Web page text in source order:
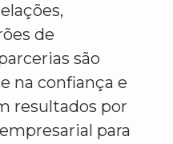
de
são
na confiança e
resultados por
para